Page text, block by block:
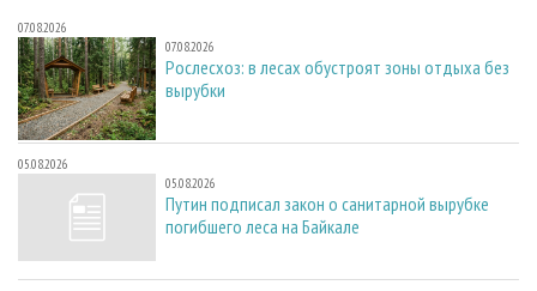
07.08.2026
07.08.2026
Рослесхоз: в лесах обустроят зоны отдыха без
вырубки
05.08.2026
05.08.2026
Путин подписал закон о санитарной вырубке
погибшего леса на Байкале